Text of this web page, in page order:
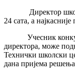
Директор школе
24 сата, а
Учесник
директора, може
Технички школски
дана пријема